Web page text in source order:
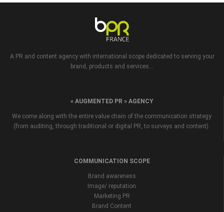
A PR and content agency with international scope dedicated to serving your
brand, products and services...
« AUGMENTED PR » AGENCY
We come along with the entire value chain of the communication strategy
(from auditing, through traditional or digital PR, to surveys and content).
COMMUNICATION SCOPE
Brand awareness
Image/ reputation
Marketing PR
Brand Content